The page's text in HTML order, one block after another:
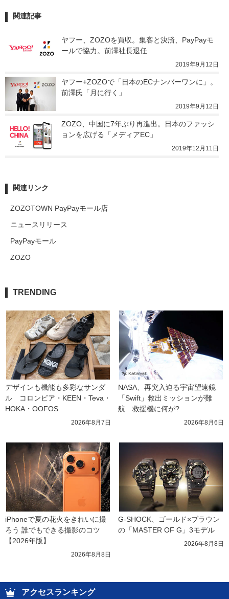
関連記事
ヤフー、ZOZOを買収。集客と決済、PayPayモ
ールで協力。前澤社長退任
2019年9月12日
ヤフー+ZOZOで「日本のECナンバーワンに」。
前澤氏「月に行く」
2019年9月12日
ZOZO、中国に7年ぶり再進出。日本のファッシ
ョンを広げる「メディアEC」
2019年12月11日
関連リンク
ZOZOTOWN PayPayモール店
ニュースリリース
PayPayモール
ZOZO
TRENDING
デザインも機能も多彩なサンダ
ル　コロンビア・KEEN・Teva・
HOKA・OOFOS
2026年8月7日
NASA、再突入迫る宇宙望遠鏡
「Swift」救出ミッションが難
航　救援機に何が?
2026年8月6日
iPhoneで夏の花火をきれいに撮
ろう 誰でもできる撮影のコツ
【2026年版】
2026年8月8日
G-SHOCK、ゴールド×ブラウン
の「MASTER OF G」3モデル
2026年8月8日
アクセスランキング